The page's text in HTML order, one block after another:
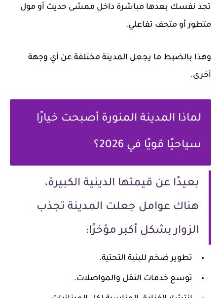
تجد نفسك بعدها مباشرة داخل ممشى حديث أو مول
متطور أو متحف تفاعلي.
وهذا بالضبط ما يجعل المدينة مختلفة عن أي وجهة
أخرى.
لماذا المدينة المنورة أصبحت خيارًا
سياحيًا قويًا في 2026؟
بعيدًا عن قيمتها الدينية الكبيرة،
هناك عوامل جعلت المدينة تجذب
الزوار بشكل أكبر مؤخرًا:
تطوير ضخم للبنية التحتية.
توسع خدمات النقل والمواصلات.